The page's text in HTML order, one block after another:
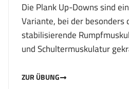
Die Plank Up-Downs sind
Variante, bei der besonders
stabilisierende
und Schultermuskulatur
ZUR ÜBUNG